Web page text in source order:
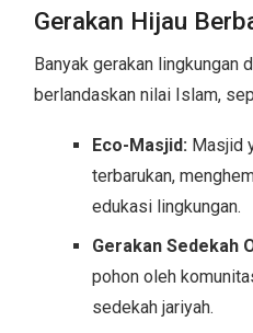
Gerakan Hijau
Banyak gerakan lingkungan
berlandaskan nilai Islam,
Eco-Masjid: Masjid
terbarukan,
edukasi lingkungan.
Gerakan Sedekah
pohon oleh
sedekah jariyah.